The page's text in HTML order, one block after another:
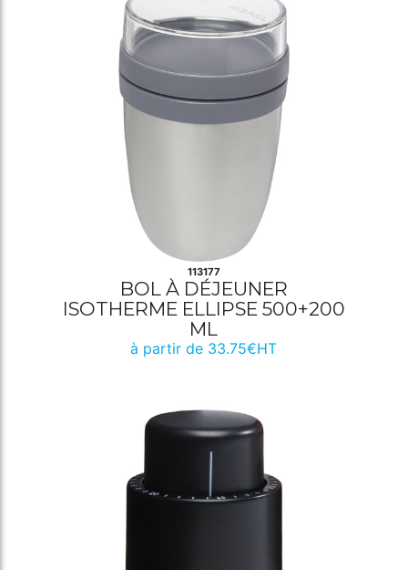
113177
BOL À DÉJEUNER
ISOTHERME ELLIPSE 500+200
ML
à partir de 33.75€HT